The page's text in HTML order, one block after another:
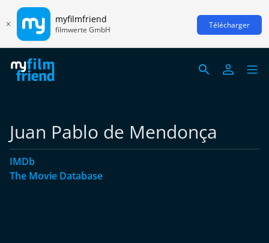
myfilmfriend
filmwerte GmbH Télécharger
Juan Pablo de Mendonça
IMDb
The Movie Database